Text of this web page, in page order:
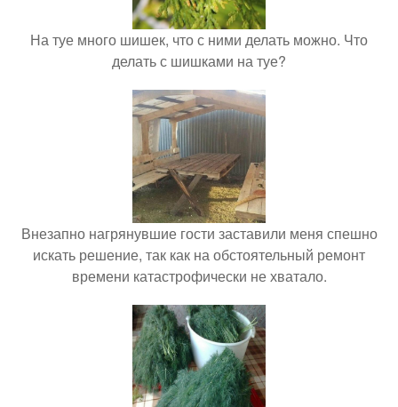
На туе много шишек, что с ними делать можно. Что
делать с шишками на туе?
Внезапно нагрянувшие гости заставили меня спешно
искать решение, так как на обстоятельный ремонт
времени катастрофически не хватало.